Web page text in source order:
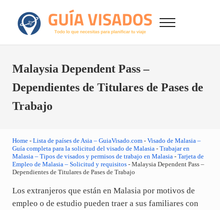
GuiaVisado.com - Guía de visados de viaje en
Otro sitio realizado con WordPress
Menu
Malaysia Dependent Pass –
Dependientes de Titulares de Pases de
Trabajo
Home- Lista de países de Asia – GuiaVisado.com- Visado de Malasia –
Guía completa para la solicitud del visado de Malasia- Trabajar en
Malasia – Tipos de visados y permisos de trabajo en Malasia- Tarjeta de
Empleo de Malasia – Solicitud y requisitos- Malaysia Dependent Pass –
Dependientes de Titulares de Pases de Trabajo
Los extranjeros que están en Malasia por motivos de
empleo o de estudio pueden traer a sus familiares con